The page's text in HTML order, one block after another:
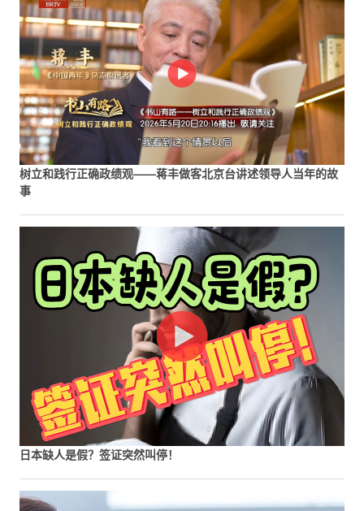
树立和践行正确政绩观——蒋丰做客北京台讲述领导人当年的故
事
日本缺人是假？签证突然叫停！